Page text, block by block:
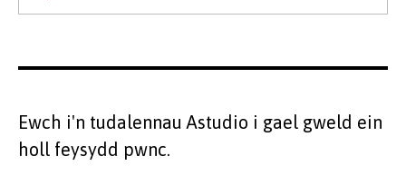
Ewch i'n tudalennau Astudio i gael gweld ein
holl feysydd pwnc.